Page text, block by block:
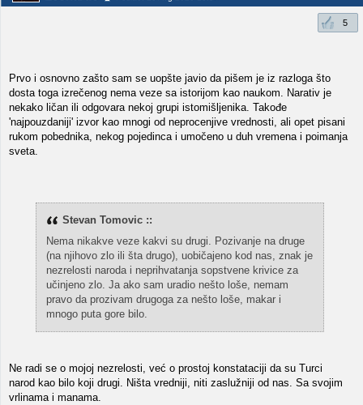
5
Prvo i osnovno zašto sam se uopšte javio da pišem je iz razloga što
dosta toga izrečenog nema veze sa istorijom kao naukom. Narativ je
nekako ličan ili odgovara nekoj grupi istomišljenika. Takođe
'najpouzdaniji' izvor kao mnogi od neprocenjive vrednosti, ali opet pisani
rukom pobednika, nekog pojedinca i umočeno u duh vremena i poimanja
sveta.
Stevan Tomovic ::
Nema nikakve veze kakvi su drugi. Pozivanje na druge
(na njihovo zlo ili šta drugo), uobičajeno kod nas, znak je
nezrelosti naroda i neprihvatanja sopstvene krivice za
učinjeno zlo. Ja ako sam uradio nešto loše, nemam
pravo da prozivam drugoga za nešto loše, makar i
mnogo puta gore bilo.
Ne radi se o mojoj nezrelosti, već o prostoj konstataciji da su Turci
narod kao bilo koji drugi. Ništa vredniji, niti zaslužniji od nas. Sa svojim
vrlinama i manama.